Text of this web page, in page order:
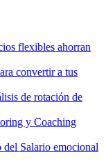
flexibles ahorran
convertir a tus
de rotación de
y Coaching
Salario emocional